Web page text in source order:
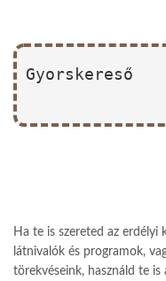
Gyorskereső
Ha te is szereted az erdélyi
látnivalók és programok,
törekvéseink, használd te is